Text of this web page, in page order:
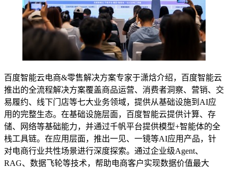
百度智能云电商&零售解决方案专家于潇焓介绍，百度智能云
推出的全流程解决方案覆盖商品运营、消费者洞察、营销、交
易履约、线下门店等七大业务领域，提供从基础设施到AI应
用的完整生态。在基础设施层面，百度智能云提供计算、存
储、网络等基础能力，并通过千帆平台提供模型+智能体的全
栈工具链。在应用层面，推出一见、一镜等AI应用产品，针
对电商行业共性场景进行深度探索。通过企业级Agent、
RAG、数据飞轮等技术，帮助电商客户实现数据价值最大